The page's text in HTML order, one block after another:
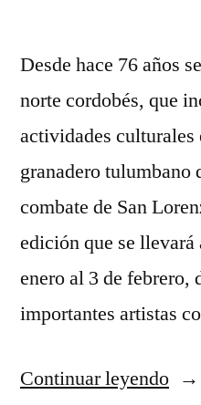
Desde hace 76 años
norte cordobés, que
actividades culturales
granadero tulumbano
combate de San
edición que se llevará
enero al 3 de febrero,
importantes artistas
Continuar leyendo“Se